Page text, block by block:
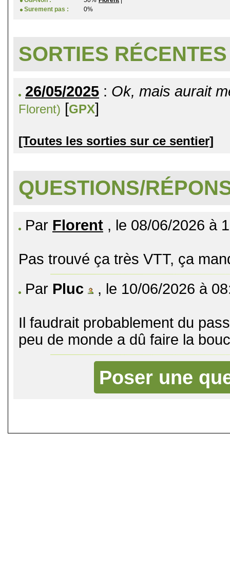
Surement pas :
0%
SORTIES RÉCENTES
26/05/2025 : Ok, mais aurait
Florent) [GPX]
[Toutes les sorties sur ce sentier]
QUESTIONS/
Par Florent , le 08/06/2026 à
Pas trouvé ça très VTT, ça
Par Pluc , le 10/06/2026 à
Il faudrait probablement du
peu de monde a dû faire la
Poser une